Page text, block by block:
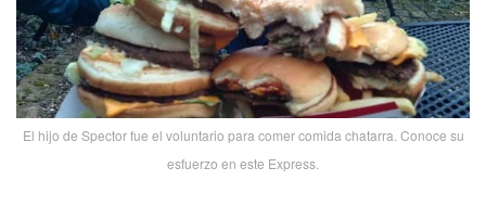
El hijo de Spector fue el voluntario para comer comida chatarra. Conoce su
esfuerzo en este Express.